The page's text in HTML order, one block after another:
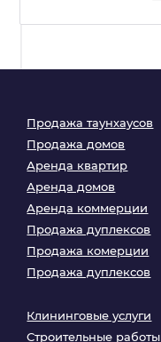
Продажа таунхаусов
Продажа домов
Аренда квартир
Аренда домов
Аренда коммерции
Продажа дуплексов
Продажа комерции
Продажа дуплексов
Клининговые услуги
Строительные работы